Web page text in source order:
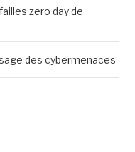
zero day de
des cybermenaces